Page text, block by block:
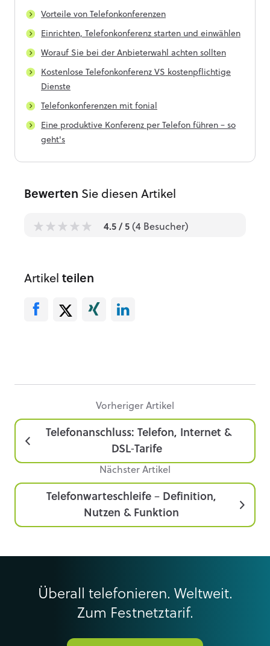
Vorteile von Telefonkonferenzen
Einrichten, Telefonkonferenz starten und einwählen
Worauf Sie bei der Anbieterwahl achten sollten
Kostenlose Telefonkonferenz VS kostenpflichtige
Dienste
Telefonkonferenzen mit fonial
Eine produktive Konferenz per Telefon führen – so
geht's
Bewerten Sie diesen Artikel
4.5 / 5 (4 Besucher)
Artikel teilen
Vorheriger Artikel
Telefonanschluss: Telefon, Internet &
DSL‑Tarife
Nächster Artikel
Telefonwarteschleife – Definition,
Nutzen & Funktion
Überall telefonieren. Weltweit.
Zum Festnetztarif.